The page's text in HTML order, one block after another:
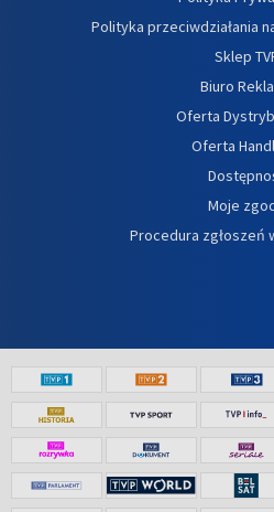
Polityka przeciwdziałania
Sklep
Biuro
Oferta
Oferta
Moje
Procedura zgłoszeń